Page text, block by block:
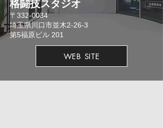
格闘技スタジオ
​〒332-0034
埼玉県川口市並木2-26-3
​第5福原ビル 201
WEB SITE